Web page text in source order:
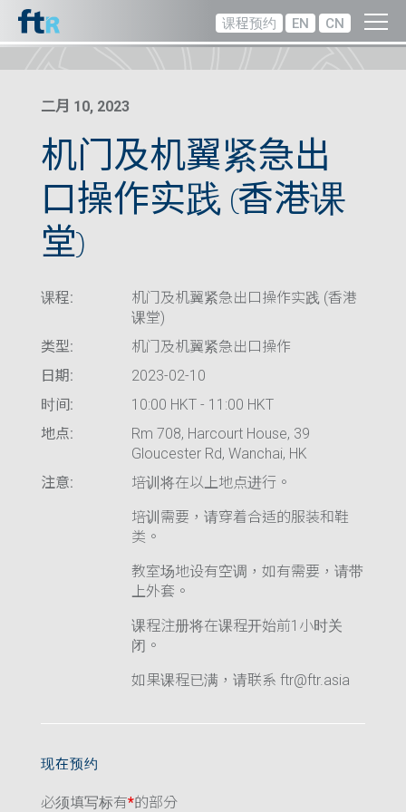
课程预约 EN CN
二月 10, 2023
机门及机翼紧急出
口操作实践 (香港课
堂)
课程:
机门及机翼紧急出口操作实践 (香港
课堂)
类型:
机门及机翼紧急出口操作
日期:
2023-02-10
时间:
10:00 HKT - 11:00 HKT
地点:
Rm 708, Harcourt House, 39
Gloucester Rd, Wanchai, HK
注意:
培训将在以上地点进行。
培训需要，请穿着合适的服装和鞋
类。
教室场地设有空调，如有需要，请带
上外套。
课程注册将在课程开始前1小时关
闭。
如果课程已满，请联系 ftr@ftr.asia
现在预约
必须填写标有*的部分